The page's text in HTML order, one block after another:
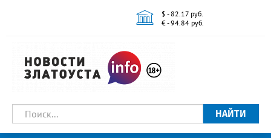
$ - 82.17 руб.
€ - 94.84 руб.
НАЙТИ